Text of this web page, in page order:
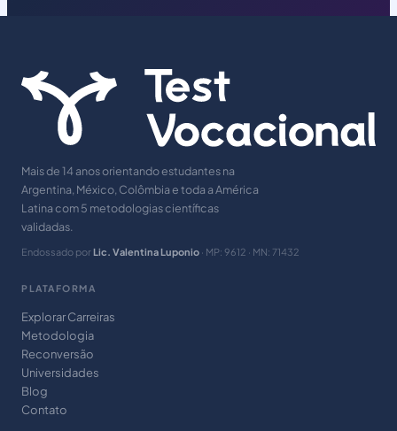
Mais de 14 anos orientando estudantes na
Argentina, México, Colômbia e toda a América
Latina com 5 metodologias científicas
validadas.
Endossado por Lic. Valentina Luponio · MP: 9612 · MN: 71432
PLATAFORMA
Explorar Carreiras
Metodologia
Reconversão
Universidades
Blog
Contato